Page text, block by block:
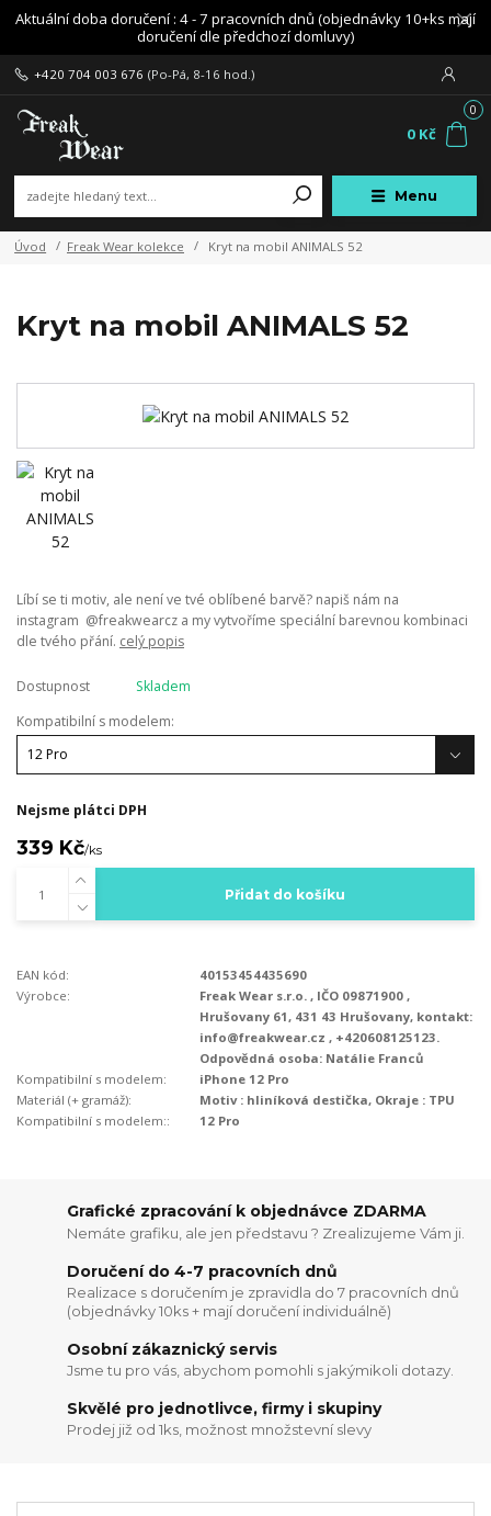
Aktuální doba doručení : 4 - 7 pracovních dnů (objednávky 10+ks mají
doručení dle předchozí domluvy)
Menu
+420 704 003 676 (Po-Pá, 8-16 hod.)
0
0 Kč
Úvod Freak Wear kolekce Kryt na mobil ANIMALS 52
Kryt na mobil ANIMALS 52
Líbí se ti motiv, ale není ve tvé oblíbené barvě? napiš nám na
instagram @freakwearcz a my vytvoříme speciální barevnou kombinaci
dle tvého přání. celý popis
Dostupnost
Skladem
Kompatibilní s modelem:
Nejsme plátci DPH
339 Kč/ks
Přidat do košíku
EAN kód:
40153454435690
Výrobce:
Freak Wear s.r.o. , IČO 09871900 ,
Hrušovany 61, 431 43 Hrušovany, kontakt:
info@freakwear.cz , +420608125123.
Odpovědná osoba: Natálie Franců
Kompatibilní s modelem:
iPhone 12 Pro
Materiál (+ gramáž):
Motiv : hliníková destička, Okraje : TPU
Kompatibilní s modelem::
12 Pro
Grafické zpracování k objednávce ZDARMA
Nemáte grafiku, ale jen představu ? Zrealizujeme Vám ji.
Doručení do 4-7 pracovních dnů
Realizace s doručením je zpravidla do 7 pracovních dnů
(objednávky 10ks + mají doručení individuálně)
Osobní zákaznický servis
Jsme tu pro vás, abychom pomohli s jakýmikoli dotazy.
Skvělé pro jednotlivce, firmy i skupiny
Prodej již od 1ks, možnost množstevní slevy